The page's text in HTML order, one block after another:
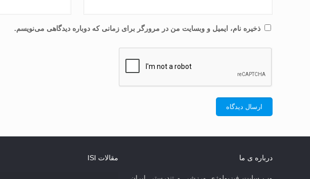
ذخیره نام، ایمیل و وبسایت من در مرورگر برای زمانی که دوباره دیدگاهی می‌نویسم.
درباره ی ما مقالات ISI